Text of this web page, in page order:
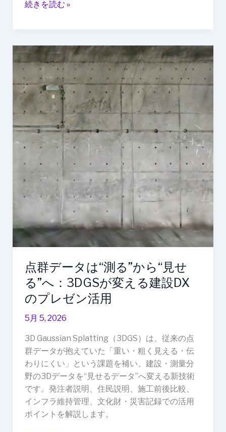
デ
化
と
化
管
理
続きを読む »
点群データは“測る”から“見せ
る”へ：3DGSが変える建設DX
のプレゼン活用
5月 5, 2026
3D Gaussian Splatting（3DGS）は、従来の点
群データが抱えていた「重い・粗く見える・伝
わりにくい」という課題を補い、建設・測量分
野の3Dデータを“見せるデータ”へ変える新技術
です。発注者説明、住民説明、施工前後比較、
インフラ維持管理、文化財・災害記録での活用
ポイントを解説します。
点
群
デ
ー
タ
は“測
る”か
る”へ：
3DGS
が
る
建
DX
の
プ
レ
ゼ
活
用